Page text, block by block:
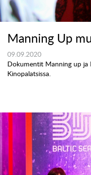
Manning Up
09.09.2020
Dokumentit Manning up ja
Kinopalatsissa.